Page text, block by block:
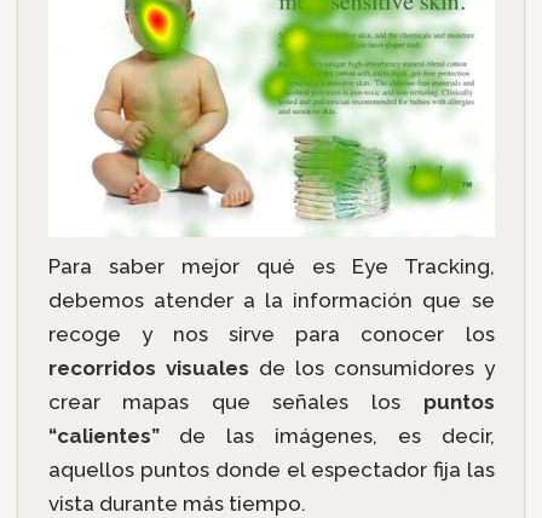
Para saber mejor qué es Eye Tracking,
debemos atender a la información que se
recoge y nos sirve para conocer los
recorridos visuales de los consumidores y
crear mapas que señales los puntos
“calientes”de las imágenes, es decir,
aquellos puntos donde el espectador fija las
vista durante más tiempo.